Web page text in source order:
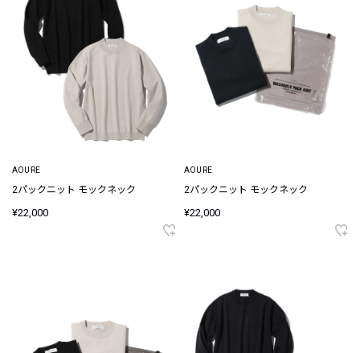
AOURE
2パックニット モックネック
¥22,000
AOURE
2パックニット モックネック
¥22,000